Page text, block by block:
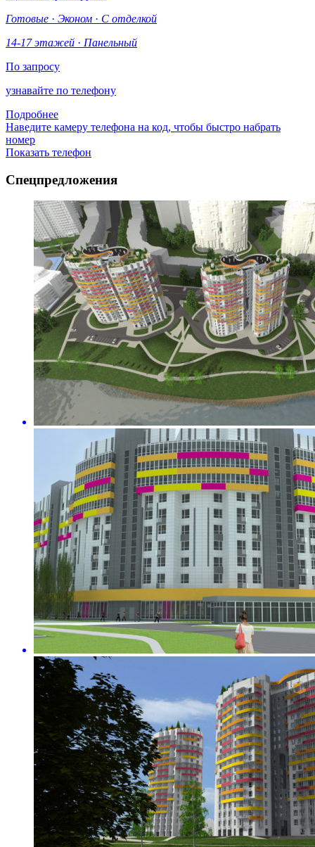
Готовые · Эконом · С отделкой
14-17 этажей · Панельный
По запросу
узнавайте по телефону
Подробнее
Наведите камеру телефона на код, чтобы быстро набрать
номер
Показать телефон
Спецпредложения